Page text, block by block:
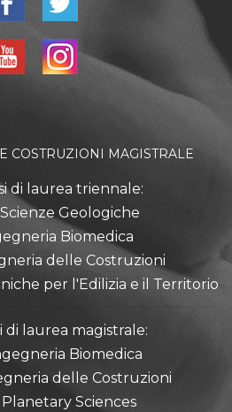
COSTRUZIONI MAGISTRALE
di laurea triennale:
Geologiche
Biomedica
delle Costruzioni
per l'Edilizia e il Territorio
di laurea magistrale:
Biomedica
delle Costruzioni
Planetary Sciences